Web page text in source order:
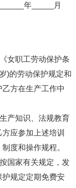
年_____月
女职工劳动保护条
)的劳动保护规定和
乙方在生产工作中
产知识、法规教育
应参加上述培训
度和操作规程。
国家有关规定，发
规定定期免费安